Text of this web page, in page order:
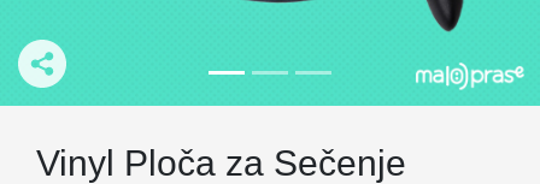
Vinyl Ploča za Sečenje